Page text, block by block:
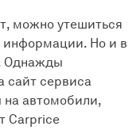
можно утешиться
информации. Но и в
Однажды
сайт сервиса
на автомобили,
Carprice